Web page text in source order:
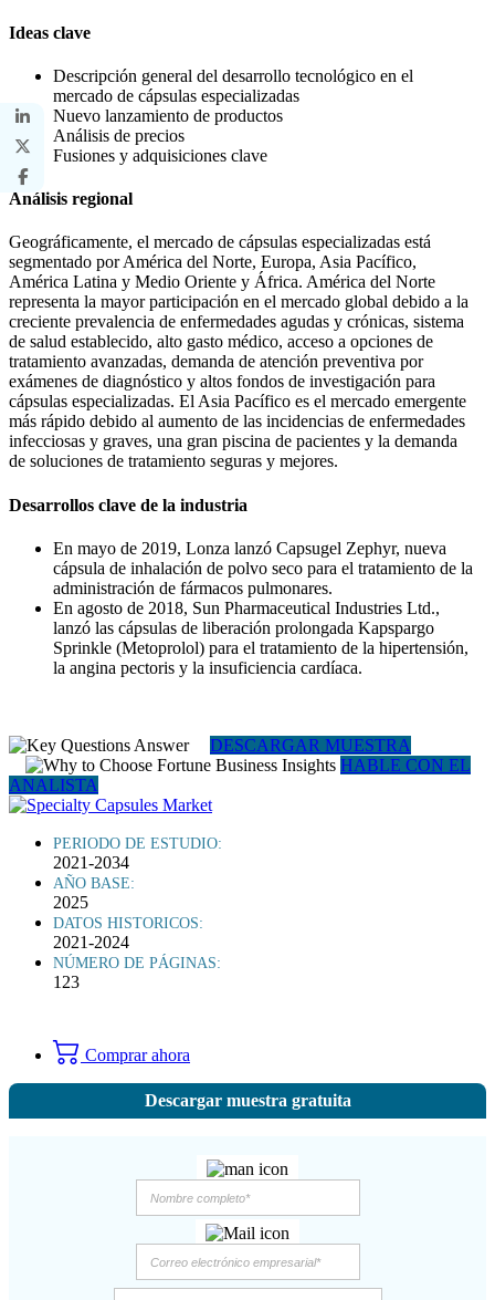
Ideas clave
Descripción general del desarrollo tecnológico en el
mercado de cápsulas especializadas
Nuevo lanzamiento de productos
Análisis de precios
Fusiones y adquisiciones clave
Análisis regional
Geográficamente, el mercado de cápsulas especializadas está
segmentado por América del Norte, Europa, Asia Pacífico,
América Latina y Medio Oriente y África. América del Norte
representa la mayor participación en el mercado global debido a la
creciente prevalencia de enfermedades agudas y crónicas, sistema
de salud establecido, alto gasto médico, acceso a opciones de
tratamiento avanzadas, demanda de atención preventiva por
exámenes de diagnóstico y altos fondos de investigación para
cápsulas especializadas. El Asia Pacífico es el mercado emergente
más rápido debido al aumento de las incidencias de enfermedades
infecciosas y graves, una gran piscina de pacientes y la demanda
de soluciones de tratamiento seguras y mejores.
Desarrollos clave de la industria
En mayo de 2019, Lonza lanzó Capsugel Zephyr, nueva
cápsula de inhalación de polvo seco para el tratamiento de la
administración de fármacos pulmonares.
En agosto de 2018, Sun Pharmaceutical Industries Ltd.,
lanzó las cápsulas de liberación prolongada Kapspargo
Sprinkle (Metoprolol) para el tratamiento de la hipertensión,
la angina pectoris y la insuficiencia cardíaca.
DESCARGAR MUESTRA
HABLE CON EL
ANALISTA
PERIODO DE ESTUDIO:
2021-2034
AÑO BASE:
2025
DATOS HISTORICOS:
2021-2024
NÚMERO DE PÁGINAS:
123
Comprar ahora
Descargar muestra gratuita